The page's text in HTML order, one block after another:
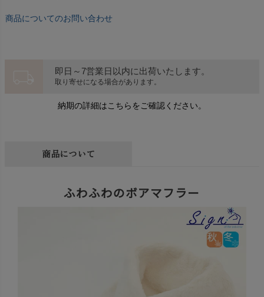
商品についてのお問い合わせ
即日～7営業日以内に出荷いたします。
取り寄せになる場合があります。
納期の詳細はこちらをご確認ください。
商品について
ふわふわのボアマフラー